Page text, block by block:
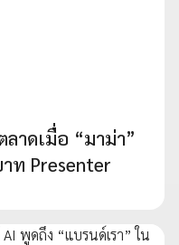
าดเมื่อ “มาม่า”
ท Presenter